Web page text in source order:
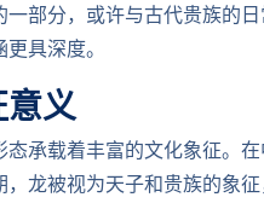
部分，或许与古代贵族的日
具深度。
义
承载着丰富的文化象征。在
龙被视为天子和贵族的象